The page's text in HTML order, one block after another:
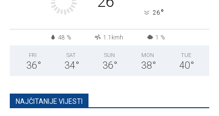
26 °
48 % 1.1kmh 1 %
FRI
36°
SAT
34°
SUN
36°
MON
38°
TUE
40°
NAJČITANIJE VIJESTI